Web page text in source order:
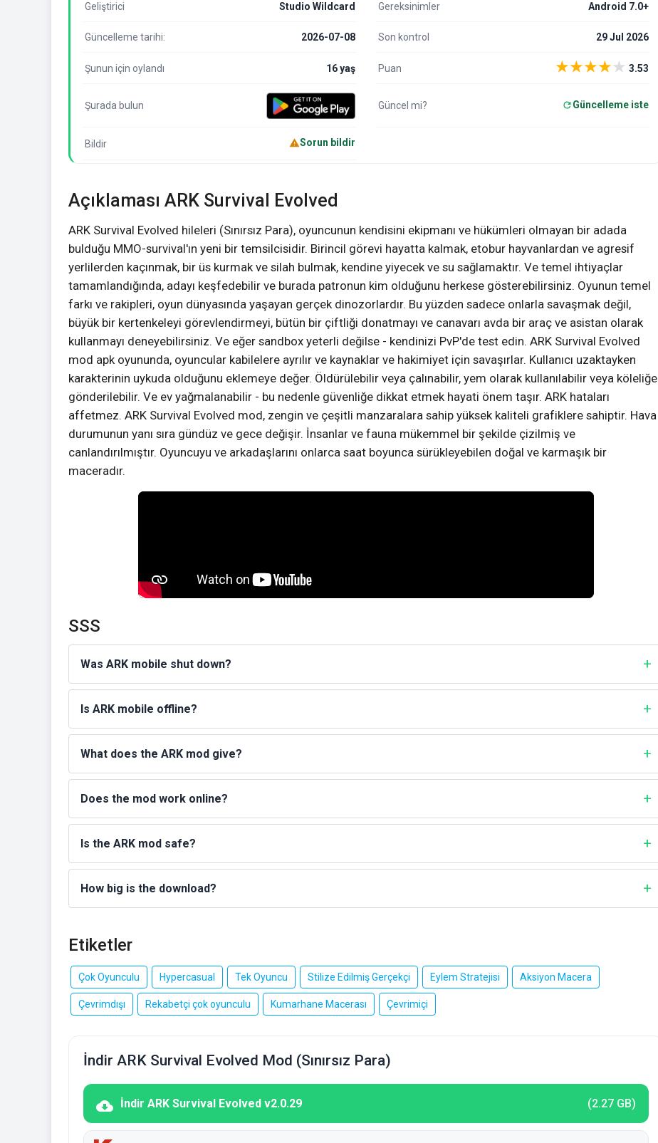
Geliştirici Studio Wildcard Gereksinimler Android 7.0+
Güncelleme tarihi: 2026-07-08 Son kontrol 29 Jul 2026
Şunun için oylandı 16 yaş Puan ★★★★★ 3.53
Şurada bulun Güncel mi? Güncelleme iste
Bildir Sorun bildir
Açıklaması ARK Survival Evolved
ARK Survival Evolved hileleri (Sınırsız Para), oyuncunun kendisini ekipmanı ve hükümleri olmayan bir adada
bulduğu MMO-survival'ın yeni bir temsilcisidir. Birincil görevi hayatta kalmak, etobur hayvanlardan ve agresif
yerlilerden kaçınmak, bir üs kurmak ve silah bulmak, kendine yiyecek ve su sağlamaktır. Ve temel ihtiyaçlar
tamamlandığında, adayı keşfedebilir ve burada patronun kim olduğunu herkese gösterebilirsiniz. Oyunun temel
farkı ve rakipleri, oyun dünyasında yaşayan gerçek dinozorlardır. Bu yüzden sadece onlarla savaşmak değil,
büyük bir kertenkeleyi görevlendirmeyi, bütün bir çiftliği donatmayı ve canavarı avda bir araç ve asistan olarak
kullanmayı deneyebilirsiniz. Ve eğer sandbox yeterli değilse - kendinizi PvP'de test edin. ARK Survival Evolved
mod apk oyununda, oyuncular kabilelere ayrılır ve kaynaklar ve hakimiyet için savaşırlar. Kullanıcı uzaktayken
karakterinin uykuda olduğunu eklemeye değer. Öldürülebilir veya çalınabilir, yem olarak kullanılabilir veya köleliğe
gönderilebilir. Ve ev yağmalanabilir - bu nedenle güvenliğe dikkat etmek hayati önem taşır. ARK hataları
affetmez. ARK Survival Evolved mod, zengin ve çeşitli manzaralara sahip yüksek kaliteli grafiklere sahiptir. Hava
durumunun yanı sıra gündüz ve gece değişir. İnsanlar ve fauna mükemmel bir şekilde çizilmiş ve
canlandırılmıştır. Oyuncuyu ve arkadaşlarını onlarca saat boyunca sürükleyebilen doğal ve karmaşık bir
maceradır.
SSS
Was ARK mobile shut down?
Is ARK mobile offline?
What does the ARK mod give?
Does the mod work online?
Is the ARK mod safe?
How big is the download?
Etiketler
Çok Oyunculu Hypercasual Tek Oyuncu Stilize Edilmiş Gerçekçi Eylem Stratejisi Aksiyon Macera
Çevrimdışı Rekabetçi çok oyunculu Kumarhane Macerası Çevrimiçi
İndir ARK Survival Evolved Mod (Sınırsız Para)
İndir ARK Survival Evolved v2.0.29 (2.27 GB)